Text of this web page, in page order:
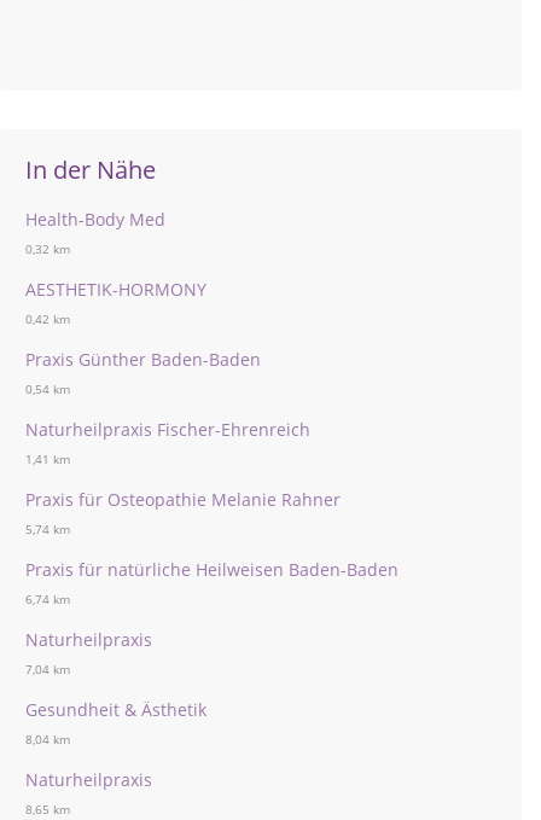
In der Nähe
Health-Body Med
0,32 km
AESTHETIK-HORMONY
0,42 km
Praxis Günther Baden-Baden
0,54 km
Naturheilpraxis Fischer-Ehrenreich
1,41 km
Praxis für Osteopathie Melanie Rahner
5,74 km
Praxis für natürliche Heilweisen Baden-Baden
6,74 km
Naturheilpraxis
7,04 km
Gesundheit & Ästhetik
8,04 km
Naturheilpraxis
8,65 km